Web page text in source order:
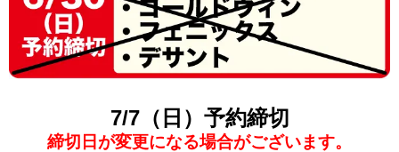
7/7（日）予約締切
締切日が変更になる場合がございます。